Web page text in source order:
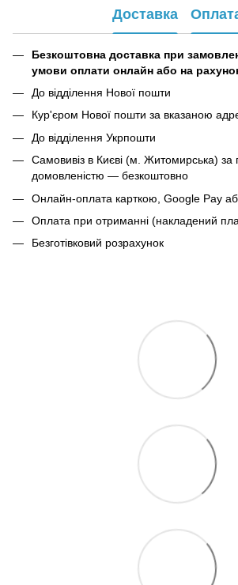
Доставка
Безкоштовна доставка при
умови оплати онлайн або на
До відділення Нової пошти
Кур'єром Нової пошти за вказаною
До відділення Укрпошти
Самовивіз в Києві (м. Житомирська)
домовленістю — безкоштовно
Онлайн-оплата карткою, Google Pay
Оплата при отриманні (накладений
Безготівковий розрахунок